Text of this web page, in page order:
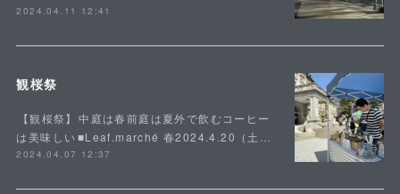
2024.04.11 12:41
観桜祭
⁡【観桜祭】⁡中庭は春前庭は夏外で飲むコーヒー
は美味しい⁡■Leaf.marché 春2024.4.20（土…
2024.04.07 12:37